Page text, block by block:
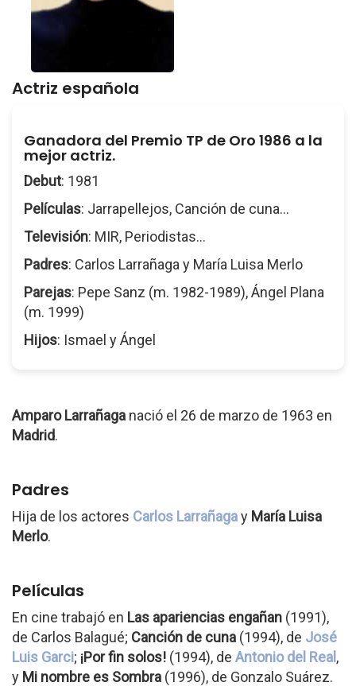
Actriz española
Ganadora del Premio TP de Oro 1986 a la
mejor actriz.
Debut: 1981
Películas: Jarrapellejos, Canción de cuna...
Televisión: MIR, Periodistas...
Padres: Carlos Larrañaga y María Luisa Merlo
Parejas: Pepe Sanz (m. 1982-1989), Ángel Plana
(m. 1999)
Hijos: Ismael y Ángel
Amparo Larrañaga nació el 26 de marzo de 1963 en
Madrid.
Padres
Hija de los actores Carlos Larrañagay María Luisa
Merlo.
Películas
En cine trabajó en Las apariencias engañan (1991),
de Carlos Balagué; Canción de cuna (1994), de José
Luis Garci; ¡Por fin solos! (1994), de Antonio del Real ,
y Mi nombre es Sombra (1996), de Gonzalo Suárez.